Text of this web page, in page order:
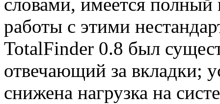
словами, имеется полный
работы с этими
TotalFinder 0.8 был
отвечающий за вкладки;
снижена нагрузка на